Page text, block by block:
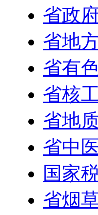
省政
省地
省有
省核
省地
省中
国家
省烟